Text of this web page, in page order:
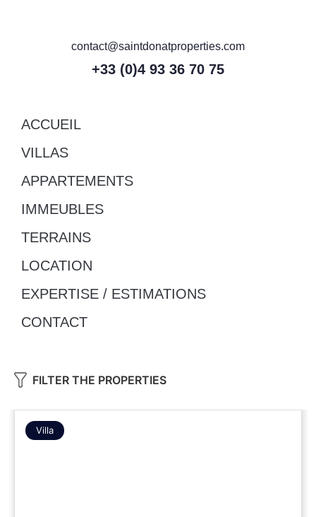
contact@saintdonatproperties.com
+33 (0)4 93 36 70 75
ACCUEIL
VILLAS
APPARTEMENTS
IMMEUBLES
TERRAINS
LOCATION
EXPERTISE / ESTIMATIONS
CONTACT
FILTER THE PROPERTIES
Villa